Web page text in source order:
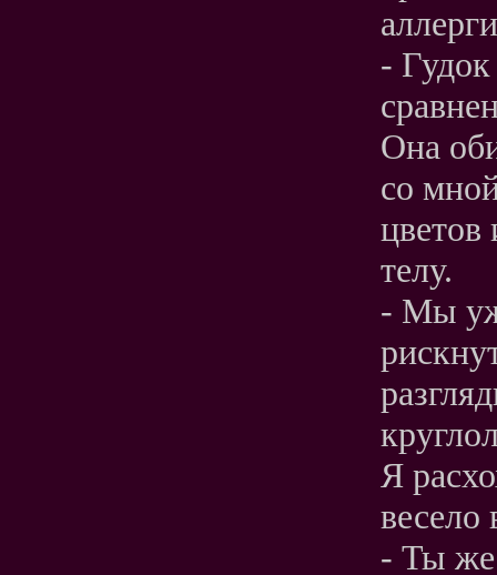
-
Она
со
телу.
- Мы
Я
весело
- Ты же